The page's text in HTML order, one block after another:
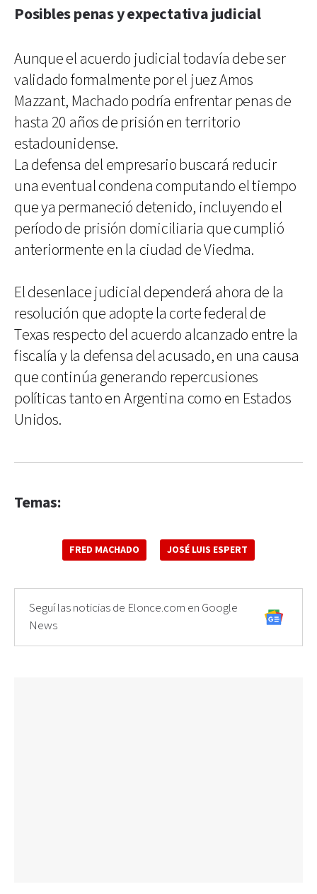
Posibles penas y expectativa judicial
Aunque el acuerdo judicial todavía debe ser
validado formalmente por el juez Amos
Mazzant, Machado podría enfrentar penas de
hasta 20 años de prisión en territorio
estadounidense.
La defensa del empresario buscará reducir
una eventual condena computando el tiempo
que ya permaneció detenido, incluyendo el
período de prisión domiciliaria que cumplió
anteriormente en la ciudad de Viedma.
El desenlace judicial dependerá ahora de la
resolución que adopte la corte federal de
Texas respecto del acuerdo alcanzado entre la
fiscalía y la defensa del acusado, en una causa
que continúa generando repercusiones
políticas tanto en Argentina como en Estados
Unidos.
Temas:
FRED MACHADO JOSÉ LUIS ESPERT
Seguí las noticias de Elonce.com en Google
News